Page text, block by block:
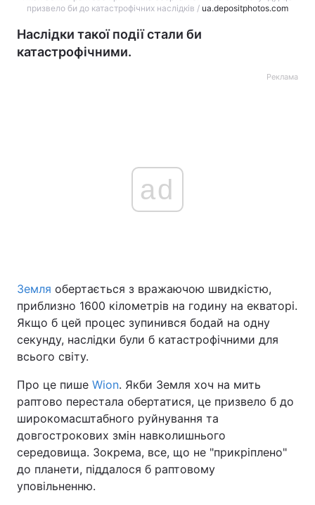
призвело би до катастрофічних наслідків / ua.depositphotos.com
Наслідки такої події стали би
катастрофічними.
Реклама
ad
Земля обертається з вражаючою швидкістю,
приблизно 1600 кілометрів на годину на екваторі.
Якщо б цей процес зупинився бодай на одну
секунду, наслідки були б катастрофічними для
всього світу.
Про це пише Wion. Якби Земля хоч на мить
раптово перестала обертатися, це призвело б до
широкомасштабного руйнування та
довгострокових змін навколишнього
середовища. Зокрема, все, що не "прикріплено"
до планети, піддалося б раптовому
уповільненню.